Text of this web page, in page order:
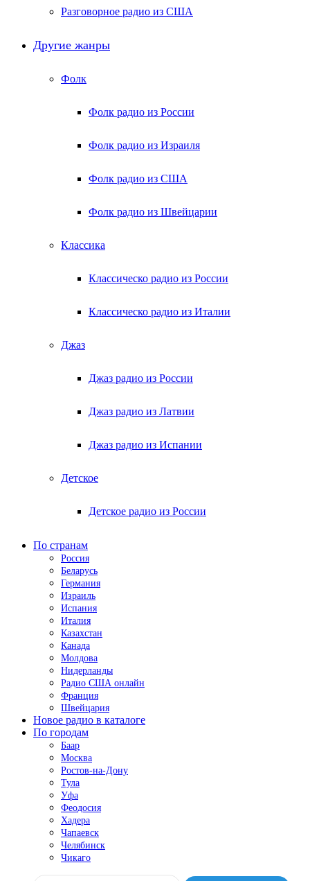
Разговорное радио из США
Другие жанры
Фолк
Фолк радио из России
Фолк радио из Израиля
Фолк радио из США
Фолк радио из Швейцарии
Классика
Классическо радио из России
Классическо радио из Италии
Джаз
Джаз радио из России
Джаз радио из Латвии
Джаз радио из Испании
Детское
Детское радио из России
По странам
Россия
Беларусь
Германия
Израиль
Испания
Италия
Казахстан
Канада
Молдова
Нидерланды
Радио США онлайн
Франция
Швейцария
Новое радио в каталоге
По городам
Баар
Москва
Ростов-на-Дону
Тула
Уфа
Феодосия
Хадера
Чапаевск
Челябинск
Чикаго